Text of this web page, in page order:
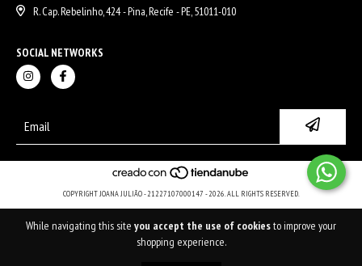
While navigating this site you accept the use of cookiesto improve your
shopping experience.
R. Cap. Rebelinho, 424 - Pina, Recife - PE, 51011-010
SOCIAL NETWORKS
COPYRIGHT JOANA JULIÃO - 21227107000147 - 2026. ALL RIGHTS RESERVED.